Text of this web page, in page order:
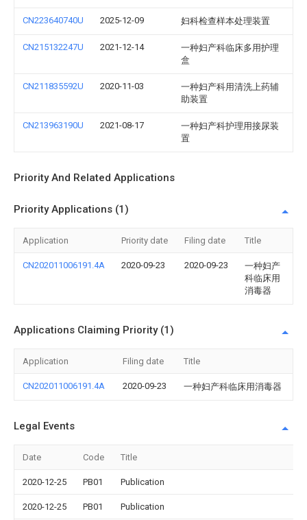
CN223640740U 2025-12-09 妇科检查样本处理装置
CN215132247U 2021-12-14
一种妇产科临床多用护理
盒
CN211835592U 2020-11-03
一种妇产科用清洗上药辅
助装置
CN213963190U 2021-08-17
一种妇产科护理用接尿装
置
Priority And Related Applications
Priority Applications (1)
Application Priority date Filing date Title
CN202011006191.4A 2020-09-23 2020-09-23
一种妇产
科临床用
消毒器
Applications Claiming Priority (1)
Application Filing date Title
CN202011006191.4A 2020-09-23 一种妇产科临床用消毒器
Legal Events
Date Code Title
2020-12-25 PB01 Publication
2020-12-25 PB01 Publication